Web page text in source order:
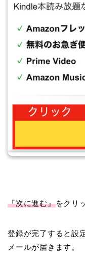
『次に進む』をクリ
登録が完了すると設
メールが届きます。